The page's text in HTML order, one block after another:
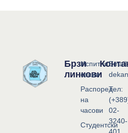
Брзи
линкови
Испитни
сесии
Распоред
на
часови
Студентски
Email:
Тел:
02-
3240-
401